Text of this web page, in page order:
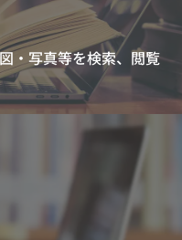
・写真等を検索、閲覧